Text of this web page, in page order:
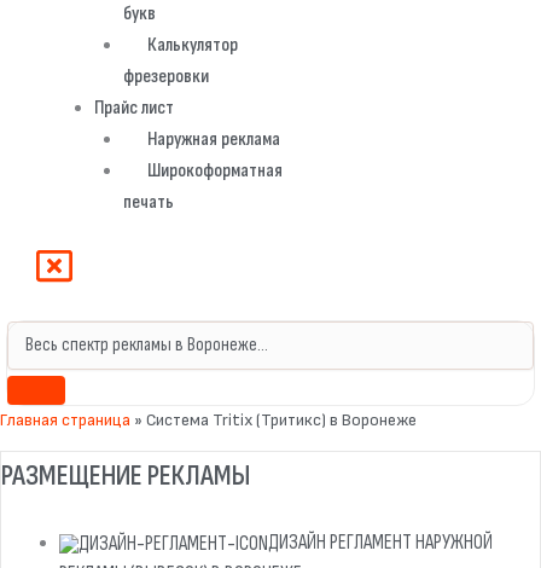
букв
Калькулятор
фрезеровки
Прайс лист
Наружная реклама
Широкоформатная
печать
Главная страница » Система Tritix (Тритикс) в Воронеже
РАЗМЕЩЕНИЕ РЕКЛАМЫ
ДИЗАЙН РЕГЛАМЕНТ НАРУЖНОЙ